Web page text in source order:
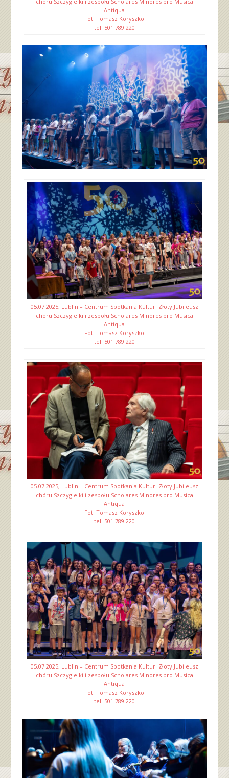
Antiqua
Fot. Tomasz Koryszko
tel. 501 789 220
05.07.2025, Lublin – Centrum Spotkania Kultur. Złoty Jubileusz
chóru Szczygielki i zespołu Scholares Minores pro Musica
Antiqua
Fot. Tomasz Koryszko
tel. 501 789 220
05.07.2025, Lublin – Centrum Spotkania Kultur. Złoty Jubileusz
chóru Szczygielki i zespołu Scholares Minores pro Musica
Antiqua
Fot. Tomasz Koryszko
tel. 501 789 220
05.07.2025, Lublin – Centrum Spotkania Kultur. Złoty Jubileusz
chóru Szczygielki i zespołu Scholares Minores pro Musica
Antiqua
Fot. Tomasz Koryszko
tel. 501 789 220